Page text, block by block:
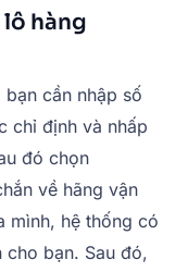
hàng
cần nhập số
chỉ định và nhấp
đó chọn
về hãng vận
mình, hệ thống có
bạn. Sau đó,